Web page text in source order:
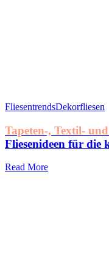
FliesentrendsDekorfliesen
Tapeten-, Textil-
Fliesenideen für die
Read More